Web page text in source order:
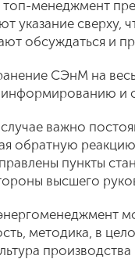
менеджмент
указание сверху,
обсуждаться и
СЭнМ на весь
и
важно
обратную
пункты
высшего
методика, в